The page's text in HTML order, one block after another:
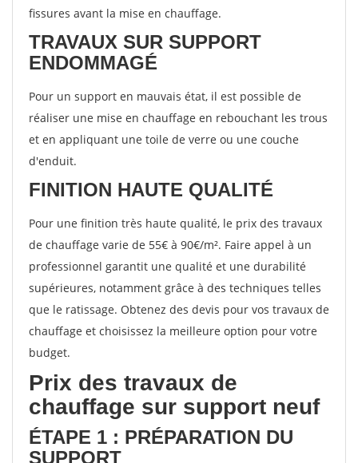
fissures avant la mise en chauffage.
TRAVAUX SUR SUPPORT
ENDOMMAGÉ
Pour un support en mauvais état, il est possible de
réaliser une mise en chauffage en rebouchant les trous
et en appliquant une toile de verre ou une couche
d'enduit.
FINITION HAUTE QUALITÉ
Pour une finition très haute qualité, le prix des travaux
de chauffage varie de 55€ à 90€/m². Faire appel à un
professionnel garantit une qualité et une durabilité
supérieures, notamment grâce à des techniques telles
que le ratissage. Obtenez des devis pour vos travaux de
chauffage et choisissez la meilleure option pour votre
budget.
Prix des travaux de
chauffage sur support neuf
ÉTAPE 1 : PRÉPARATION DU
SUPPORT